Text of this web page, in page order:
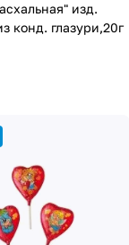
изд.
фигкрное из конд. глазури,20г